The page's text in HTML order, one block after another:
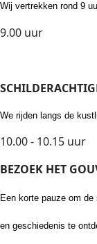
Wij vertrekken rond 9
9.00 uur
We rijden langs de
10.00 - 10.15 uur
BEZOEK HET
Een korte pauze om de
en geschiedenis te